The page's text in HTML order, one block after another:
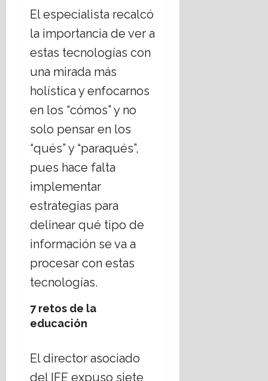
El especialista recalcó
la importancia de ver a
estas tecnologías con
una mirada más
holística y enfocarnos
en los “cómos” y no
solo pensar en los
“qués” y “paraqués”,
pues hace falta
implementar
estrategias para
delinear qué tipo de
información se va a
procesar con estas
tecnologías.
7 retos de la
educación
El director asociado
del IFE expuso siete